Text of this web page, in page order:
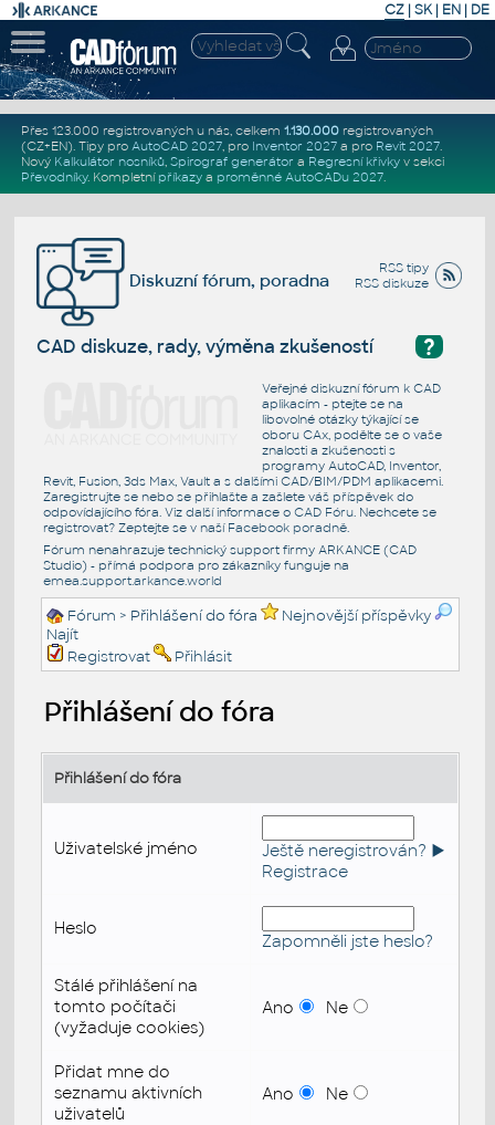
CZ | SK| EN | DE
Přes 123.000 registrovaných u nás, celkem 1.130.000registrovaných
(CZ+EN). Tipy pro AutoCAD 2027, pro Inventor 2027a pro Revit 2027.
Nový Kalkulátor nosníků, Spirograf generátor a Regresní křivkyv sekci
Převodníky. Kompletní příkazya proměnné AutoCADu 2027.
RSS tipy
RSS diskuze
Diskuzní fórum, poradna
?
CAD diskuze, rady, výměna zkušeností
Veřejné diskuzní fórum k CAD
aplikacím - ptejte se na
libovolné otázky týkající se
oboru CAx, podělte se o vaše
znalosti a zkušenosti s
programy AutoCAD, Inventor,
Revit, Fusion, 3ds Max, Vault a s dalšími CAD/BIM/PDM aplikacemi.
Zaregistrujte se nebo se přihlašte a zašlete váš příspěvek do
odpovídajícího fóra. Viz další informace o CAD Fóru. Nechcete se
registrovat? Zeptejte se v naší Facebook poradně.
Fórum nenahrazuje technický support firmy ARKANCE (CAD
Studio) - přímá podpora pro zákazníky funguje na
emea.support.arkance.world
Fórum > Přihlášení do fóra
Nejnovější příspěvky
Najít
Registrovat
Přihlásit
Přihlášení do fóra
Přihlášení do fóra
Uživatelské jméno
Ještě neregistrován? ►
Registrace
Heslo
Zapomněli jste heslo?
Stálé přihlášení na
tomto počítači
(vyžaduje cookies)
Ano Ne
Přidat mne do
seznamu aktivních
uživatelů
Ano Ne